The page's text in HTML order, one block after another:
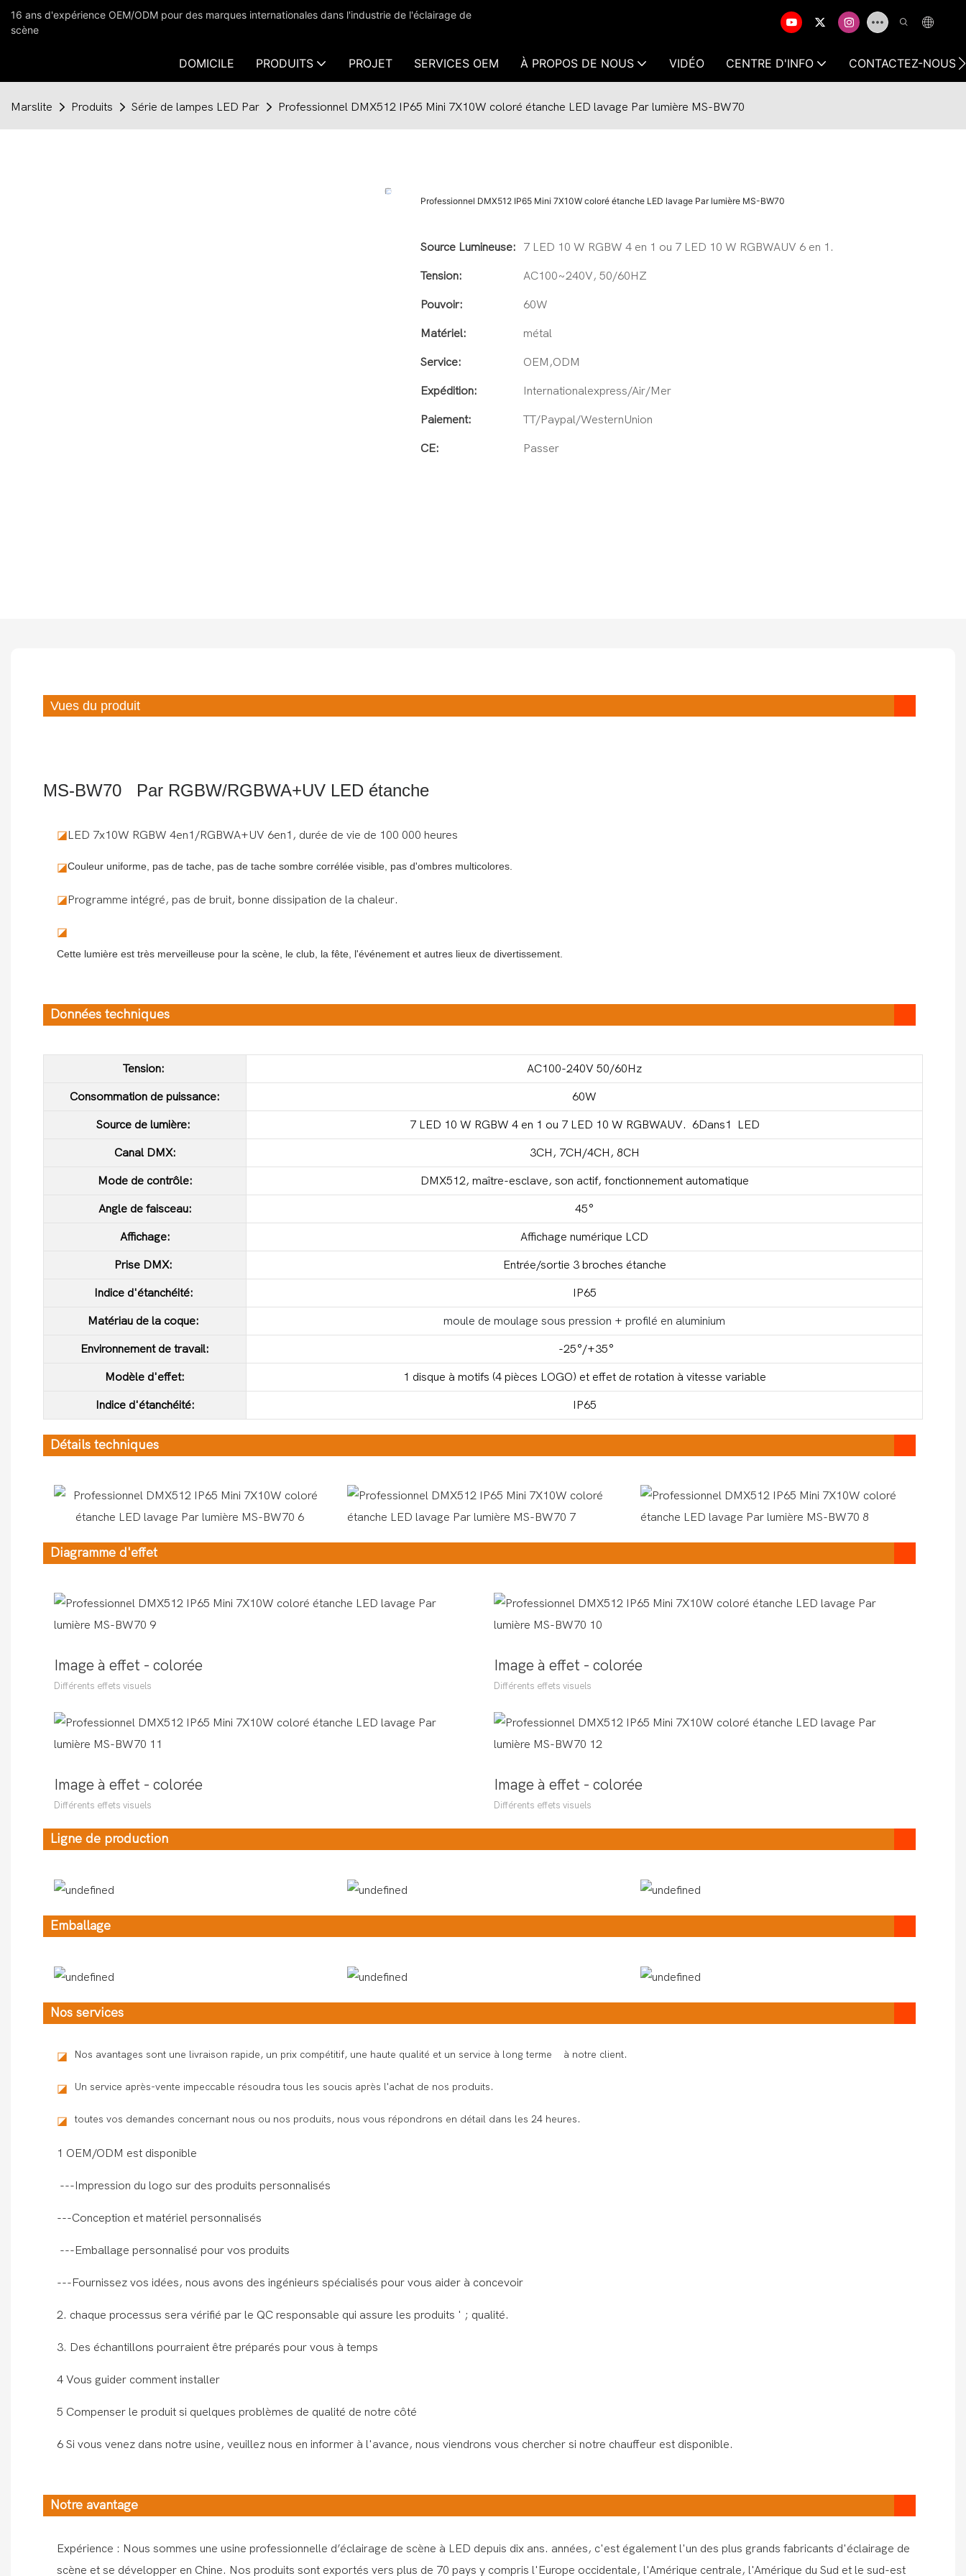
16 ans d'expérience OEM/ODM pour des marques internationales dans l'industrie de l'éclairage de
scène
DOMICILE PRODUITS PROJET SERVICES OEM À PROPOS DE NOUS VIDÉO CENTRE D'INFO CONTACTEZ-NOUS
Marslite Produits Série de lampes LED Par Professionnel DMX512 IP65 Mini 7X10W coloré étanche LED lavage Par lumière MS-BW70
Professionnel DMX512 IP65 Mini 7X10W coloré étanche LED lavage Par lumière MS-BW70
Source Lumineuse: 7 LED 10 W RGBW 4 en 1 ou 7 LED 10 W RGBWAUV 6 en 1.
Tension: AC100~240V, 50/60HZ
Pouvoir: 60W
Matériel: métal
Service: OEM,ODM
Expédition: Internationalexpress/Air/Mer
Paiement: TT/Paypal/WesternUnion
CE: Passer
Vues du produit
MS-BW70 Par RGBW/RGBWA+UV LED étanche
◪LED 7x10W RGBW 4en1/RGBWA+UV 6en1, durée de vie de 100 000 heures
◪Couleur uniforme, pas de tache, pas de tache sombre corrélée visible, pas d'ombres multicolores.
◪Programme intégré, pas de bruit, bonne dissipation de la chaleur.
◪
Données techniques
Tension: AC100-240V 50/60Hz
Consommation de puissance: 60W
Source de lumière: 7 LED 10 W RGBW 4 en 1 ou 7 LED 10 W RGBWAUV. 6Dans1 LED
Canal DMX: 3CH, 7CH/4CH, 8CH
Mode de contrôle: DMX512, maître-esclave, son actif, fonctionnement automatique
Angle de faisceau: 45°
Affichage: Affichage numérique LCD
Prise DMX: Entrée/sortie 3 broches étanche
Indice d'étanchéité: IP65
Matériau de la coque: moule de moulage sous pression + profilé en aluminium
Environnement de travail: -25°/+35°
Modèle d'effet: 1 disque à motifs (4 pièces LOGO) et effet de rotation à vitesse variable
Indice d'étanchéité: IP65
Détails techniques
Diagramme d'effet
Image à effet - colorée
Différents effets visuels
Image à effet - colorée
Différents effets visuels
Image à effet - colorée
Différents effets visuels
Image à effet - colorée
Différents effets visuels
Ligne de production
Emballage
Nos services
◪ Nos avantages sont une livraison rapide, un prix compétitif, une haute qualité et un service à long terme à notre client.
◪ Un service après-vente impeccable résoudra tous les soucis après l'achat de nos produits.
◪ toutes vos demandes concernant nous ou nos produits, nous vous répondrons en détail dans les 24 heures.
1 OEM/ODM est disponible
---Impression du logo sur des produits personnalisés
---Conception et matériel personnalisés
---Emballage personnalisé pour vos produits
---Fournissez vos idées, nous avons des ingénieurs spécialisés pour vous aider à concevoir
2. chaque processus sera vérifié par le QC responsable qui assure les produits ' ; qualité.
3. Des échantillons pourraient être préparés pour vous à temps
4 Vous guider comment installer
5 Compenser le produit si quelques problèmes de qualité de notre côté
6 Si vous venez dans notre usine, veuillez nous en informer à l'avance, nous viendrons vous chercher si notre chauffeur est disponible.
Notre avantage
Expérience : Nous sommes une usine professionnelle d’éclairage de scène à LED depuis dix ans. années, c'est également l'un des plus grands fabricants d'éclairage de
scène et se développer en Chine. Nos produits sont exportés vers plus de 70 pays y compris l'Europe occidentale, l'Amérique centrale, l'Amérique du Sud et le sud-est